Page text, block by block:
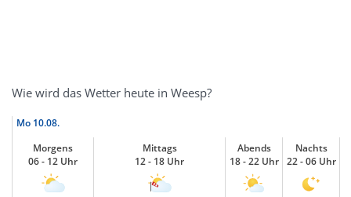
Wie wird das Wetter heute in Weesp?
Mo 10.08.
Morgens
06 - 12 Uhr
Mittags
12 - 18 Uhr
Abends
18 - 22 Uhr
Nachts
22 - 06 Uhr